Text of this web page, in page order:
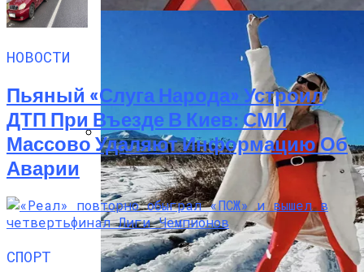
«Морковное» ДТП На Трассе Одесса-
Николаев: Столкнулись Два Грузовика
НОВОСТИ
Пьяный «слуга Народа» Устроил
ДТП При Въезде В Киев: СМИ
Массово Удаляют Информацию Об
Аварии
СПОРТ